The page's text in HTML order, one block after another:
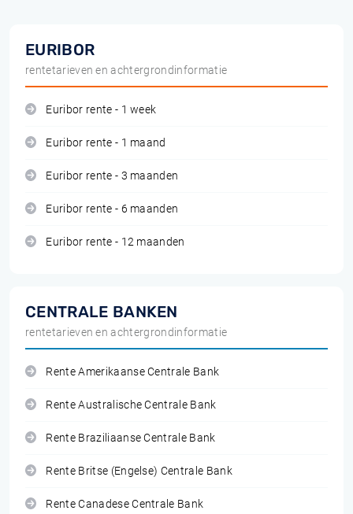
EURIBOR
rentetarieven en achtergrondinformatie
Euribor rente - 1 week
Euribor rente - 1 maand
Euribor rente - 3 maanden
Euribor rente - 6 maanden
Euribor rente - 12 maanden
CENTRALE BANKEN
rentetarieven en achtergrondinformatie
Rente Amerikaanse Centrale Bank
Rente Australische Centrale Bank
Rente Braziliaanse Centrale Bank
Rente Britse (Engelse) Centrale Bank
Rente Canadese Centrale Bank